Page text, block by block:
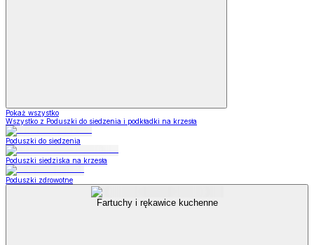
Pokaż wszystko
Wszystko z Poduszki do siedzenia i podkładki na krzesła
Poduszki do siedzenia
Poduszki siedziska na krzesła
Poduszki zdrowotne
Fartuchy i rękawice kuchenne